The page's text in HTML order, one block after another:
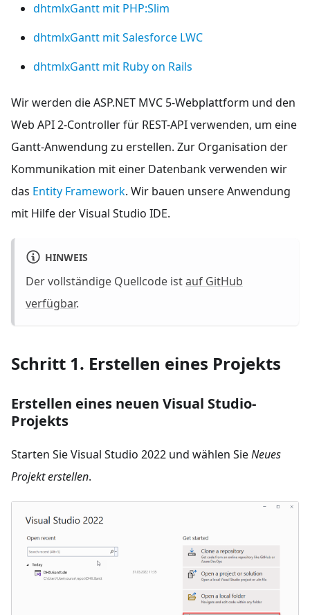
dhtmlxGantt mit PHP:Slim
dhtmlxGantt mit Salesforce LWC
dhtmlxGantt mit Ruby on Rails
Wir werden die ASP.NET MVC 5-Webplattform und den
Web API 2-Controller für REST-API verwenden, um eine
Gantt-Anwendung zu erstellen. Zur Organisation der
Kommunikation mit einer Datenbank verwenden wir
das Entity Framework. Wir bauen unsere Anwendung
mit Hilfe der Visual Studio IDE.
HINWEIS
Der vollständige Quellcode istauf GitHub
verfügbar.
Schritt 1. Erstellen eines Projekts
Erstellen eines neuen Visual Studio-
Projekts
Starten Sie Visual Studio 2022 und wählen SieNeues
Projekt erstellen.